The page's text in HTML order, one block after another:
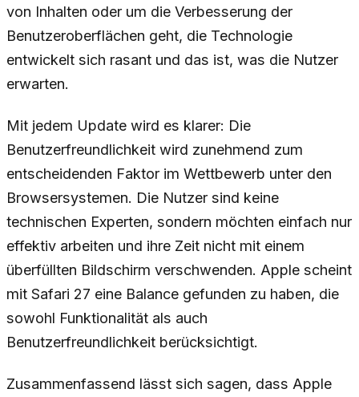
von Inhalten oder um die Verbesserung der
Benutzeroberflächen geht, die Technologie
entwickelt sich rasant und das ist, was die Nutzer
erwarten.
Mit jedem Update wird es klarer: Die
Benutzerfreundlichkeit wird zunehmend zum
entscheidenden Faktor im Wettbewerb unter den
Browsersystemen. Die Nutzer sind keine
technischen Experten, sondern möchten einfach nur
effektiv arbeiten und ihre Zeit nicht mit einem
überfüllten Bildschirm verschwenden. Apple scheint
mit Safari 27 eine Balance gefunden zu haben, die
sowohl Funktionalität als auch
Benutzerfreundlichkeit berücksichtigt.
Zusammenfassend lässt sich sagen, dass Apple